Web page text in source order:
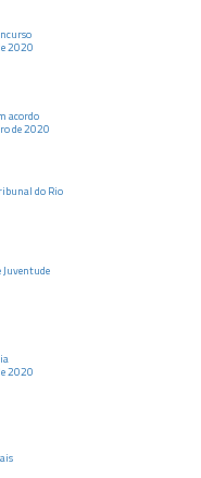
2020
acordo
de2020
do Rio
2020